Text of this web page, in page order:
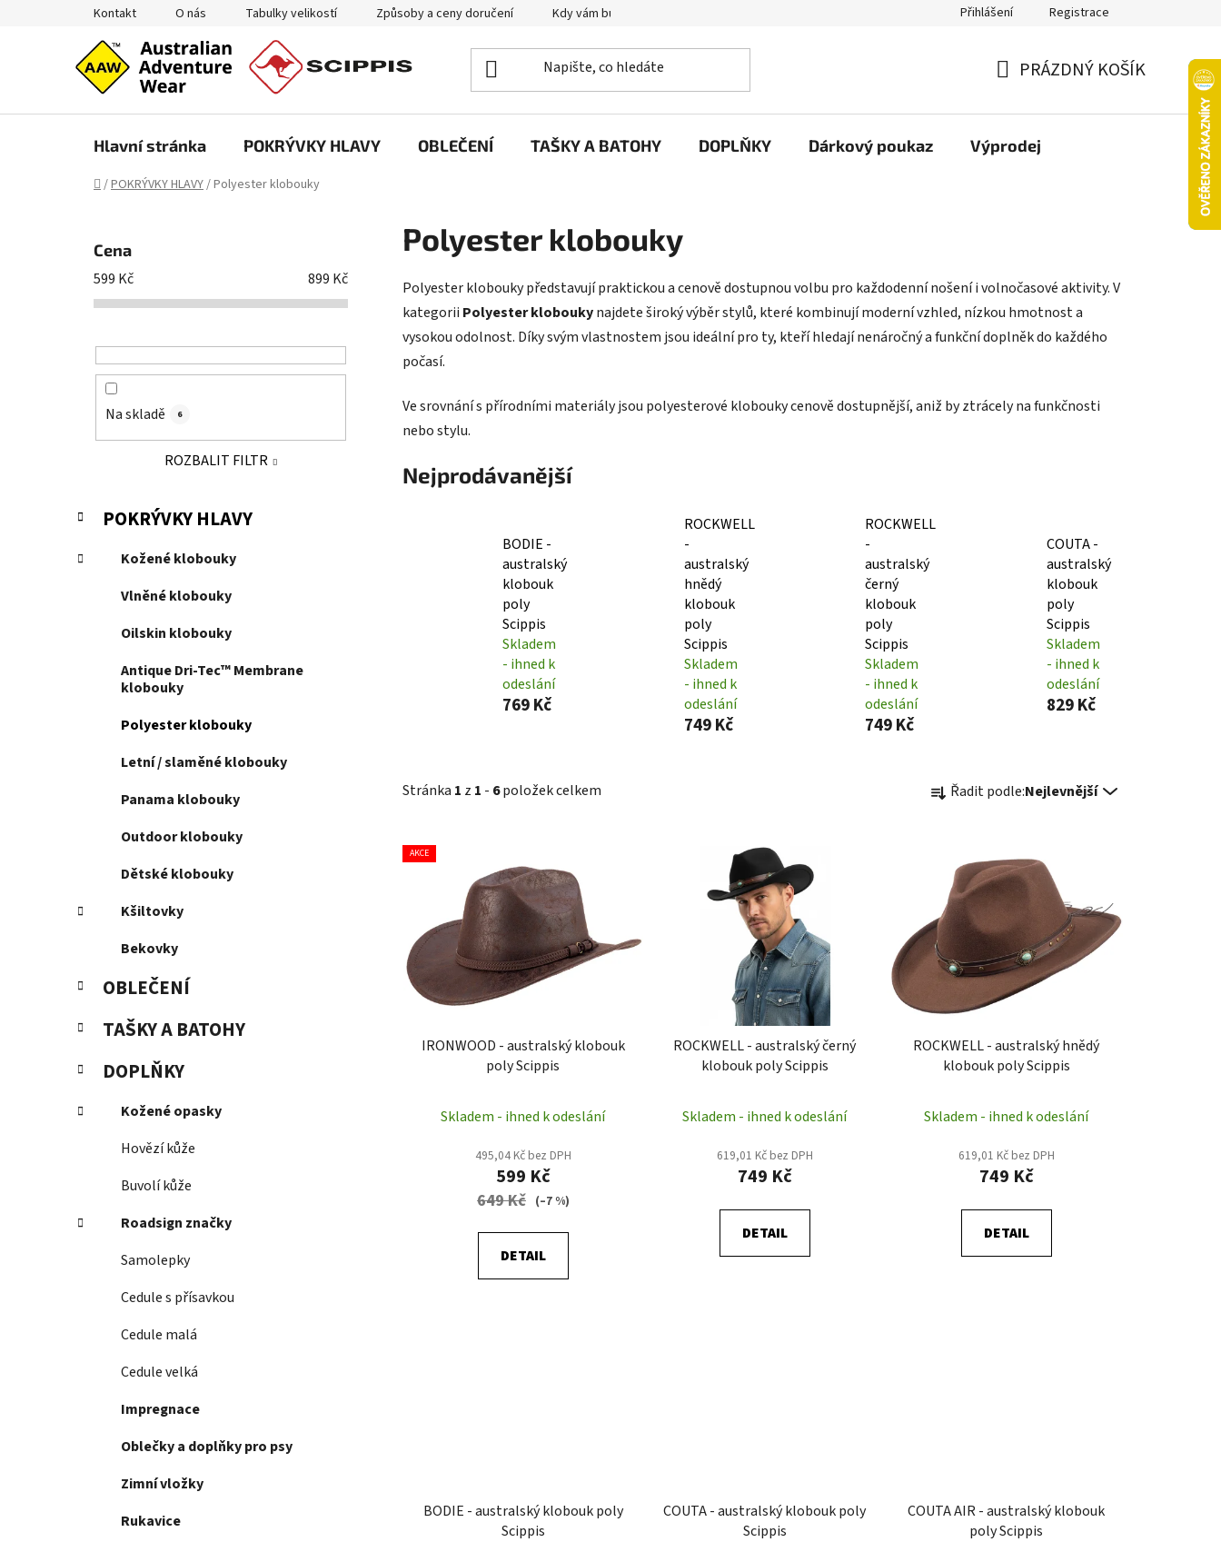
Kontakt O nás Tabulky velikostí Způsoby a ceny doručení Kdy vám bude zboží doručené? Výměna zboží nebo vrácení ve 14denní lhůtě Platba objednávky kartou
Přihlášení Registrace
KOŠÍK
PRÁZDNÝ KOŠÍK
Hlavní stránka POKRÝVKY HLAVY OBLEČENÍ TAŠKY A BATOHY DOPLŇKY Dárkový poukaz Výprodej
Domů
/POKRÝVKY HLAVY/Polyester klobouky
l
Cena
599 Kč 899 Kč
Na skladě 6
ROZBALIT FILTR
Přeskočit
kategorie
K
a
e
POKRÝVKY HLAVY
Kožené klobouky
Vlněné klobouky
Oilskin klobouky
Antique Dri-Tec™ Membrane
klobouky
Polyester klobouky
Letní / slaměné klobouky
Panama klobouky
Outdoor klobouky
Dětské klobouky
Kšiltovky
Bekovky
OBLEČENÍ
TAŠKY A BATOHY
DOPLŇKY
Kožené opasky
Hovězí kůže
Buvolí kůže
Roadsign značky
Samolepky
Cedule s přísavkou
Cedule malá
Cedule velká
Impregnace
Oblečky a doplňky pro psy
Zimní vložky
Rukavice
Polyester klobouky
Polyester klobouky představují praktickou a cenově dostupnou volbu pro každodenní nošení i volnočasové aktivity. V
kategorii Polyester kloboukynajdete široký výběr stylů, které kombinují moderní vzhled, nízkou hmotnost a
vysokou odolnost. Díky svým vlastnostem jsou ideální pro ty, kteří hledají nenáročný a funkční doplněk do každého
počasí.
Ve srovnání s přírodními materiály jsou polyesterové klobouky cenově dostupnější, aniž by ztrácely na funkčnosti
nebo stylu.
Nejprodávanější
BODIE -
australský
klobouk
poly
Scippis
Skladem
- ihned k
odeslání
769 Kč
ROCKWELL
-
australský
hnědý
klobouk
poly
Scippis
Skladem
- ihned k
odeslání
749 Kč
ROCKWELL
-
australský
černý
klobouk
poly
Scippis
Skladem
- ihned k
odeslání
749 Kč
COUTA -
australský
klobouk
poly
Scippis
Skladem
- ihned k
odeslání
829 Kč
Stránka 1 z 1 - 6položek celkem
a
p
r
o
u
k
Řadit podle:Nejlevnější
V
ý
s
p
r
AKCE
IRONWOOD - australský klobouk
poly Scippis
Skladem - ihned k odeslání
495,04 Kč bez DPH
599 Kč
649 Kč (–7 %)
DETAIL
ROCKWELL - australský černý
klobouk poly Scippis
Skladem - ihned k odeslání
619,01 Kč bez DPH
749 Kč
DETAIL
ROCKWELL - australský hnědý
klobouk poly Scippis
Skladem - ihned k odeslání
619,01 Kč bez DPH
749 Kč
DETAIL
BODIE - australský klobouk poly
Scippis
COUTA - australský klobouk poly
Scippis
COUTA AIR - australský klobouk
poly Scippis